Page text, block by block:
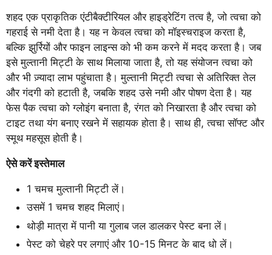
शहद एक प्राकृतिक एंटीबैक्टीरियल और हाइड्रेटिंग तत्व है, जो त्वचा को
गहराई से नमी देता है। यह न केवल त्वचा को मॉइस्चराइज करता है,
बल्कि झुर्रियों और फाइन लाइन्स को भी कम करने में मदद करता है। जब
इसे मुल्तानी मिट्टी के साथ मिलाया जाता है, तो यह संयोजन त्वचा को
और भी ज़्यादा लाभ पहुंचाता है। मुल्तानी मिट्टी त्वचा से अतिरिक्त तेल
और गंदगी को हटाती है, जबकि शहद उसे नमी और पोषण देता है। यह
फेस पैक त्वचा को ग्लोइंग बनाता है, रंगत को निखारता है और त्वचा को
टाइट तथा यंग बनाए रखने में सहायक होता है। साथ ही, त्वचा सॉफ्ट और
स्मूथ महसूस होती है।
ऐसे करें इस्तेमाल
1 चमच मुल्तानी मिट्टी लें।
उसमें 1 चमच शहद मिलाएं।
थोड़ी मात्रा में पानी या गुलाब जल डालकर पेस्ट बना लें।
पेस्ट को चेहरे पर लगाएं और 10-15 मिनट के बाद धो लें।